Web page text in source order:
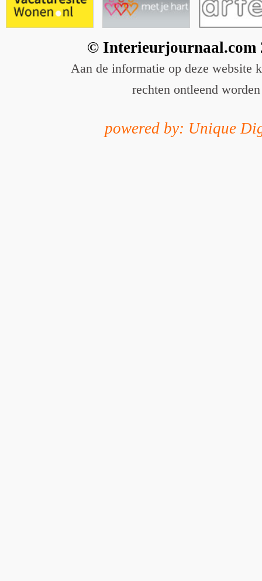
© Interieurjournaal.com
Aan de informatie op deze website
rechten ontleend worden
powered by: Unique